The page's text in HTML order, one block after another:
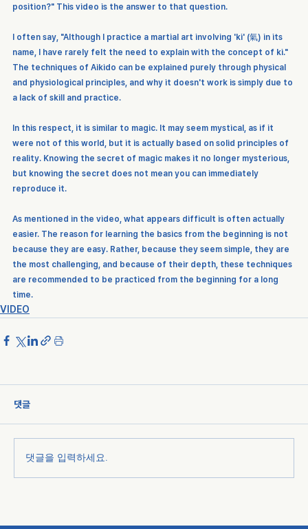
position?" This video is the answer to that question.
I often say, "Although I practice a martial art involving 'ki' (氣) in its
name, I have rarely felt the need to explain with the concept of ki."
The techniques of Aikido can be explained purely through physical
and physiological principles, and why it doesn't work is simply due to
a lack of skill and practice.
In this respect, it is similar to magic. It may seem mystical, as if it
were not of this world, but it is actually based on solid principles of
reality. Knowing the secret of magic makes it no longer mysterious,
but knowing the secret does not mean you can immediately
reproduce it.
As mentioned in the video, what appears difficult is often actually
easier. The reason for learning the basics from the beginning is not
because they are easy. Rather, because they seem simple, they are
the most challenging, and because of their depth, these techniques
are recommended to be practiced from the beginning for a long
time.
VIDEO
댓글
댓글을 입력하세요.